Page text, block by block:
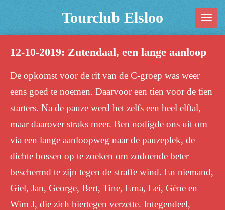
de
Tourclub Elsloo
12-10-2019: Zutendaal, een lange aanloop
De opkomst voor de rit van de C-groep was weer
eens goed te noemen. Daarvoor een tien voor de tien
starters. Na de pauze werd het zelfs een heel elftal,
maar daarover straks meer. Ben nodigde ons uit om
via een lange aanloopweg naar de pauzeplek, de
dichte bossen op te zoeken om zodoende beter
beschermd te zijn tegen de straffe wind. En niemand,
Giel, Jan, George, Bert, Tine, Erna, Lei, Gène en
Wim J, die zich hiertegen verzette. Integendeel,